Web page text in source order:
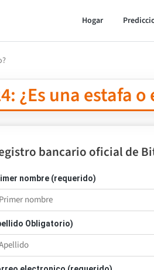
Hogar
¿Es una estafa
bancario oficial de
nombre (requerido)
Obligatorio)